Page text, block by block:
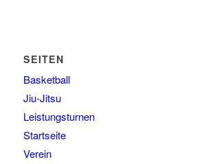
SEITEN
Basketball
Jiu-Jitsu
Leistungsturnen
Startseite
Verein